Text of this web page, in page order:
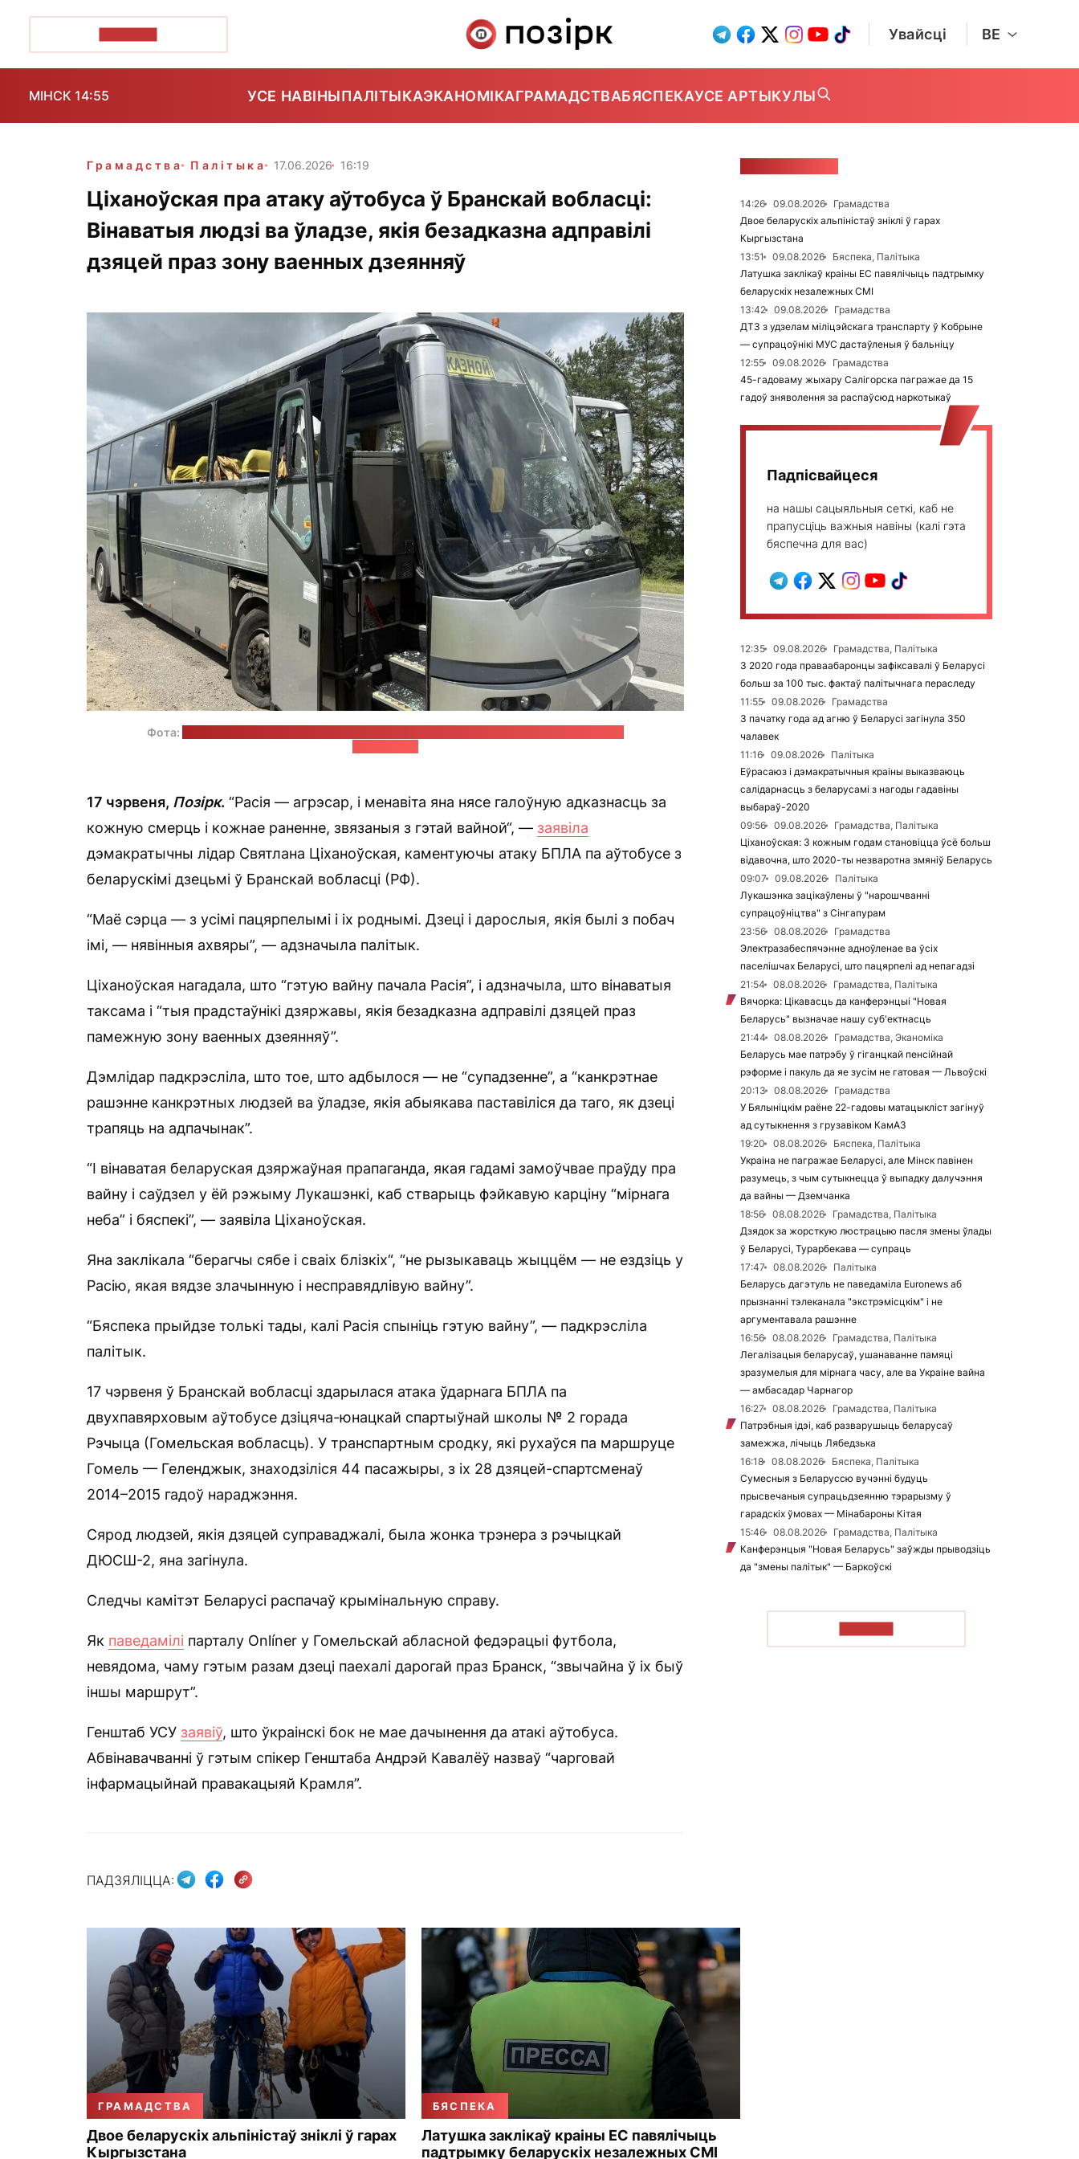
Увайсці BE
МІНСК 14:55 УСЕ НАВІНЫПАЛІТЫКАЭКАНОМІКАГРАМАДСТВАБЯСПЕКАУСЕ АРТЫКУЛЫ
Грамадства Палітыка 17.06.2026 16:19
Ціханоўская пра атаку аўтобуса ў Бранскай вобласці:
Вінаватыя людзі ва ўладзе, якія безадказна адправілі
дзяцей праз зону ваенных дзеянняў
Фота:
17 чэрвеня, Позірк. “Расія — агрэсар, і менавіта яна нясе галоўную адказнасць за
кожную смерць і кожнае раненне, звязаныя з гэтай вайной“, — заявіла
дэмакратычны лідар Святлана Ціханоўская, каментуючы атаку БПЛА па аўтобусе з
беларускімі дзецьмі ў Бранскай вобласці (РФ).
“Маё сэрца — з усімі пацярпелымі і іх роднымі. Дзеці і дарослыя, якія былі з побач
імі, — нявінныя ахвяры”, — адзначыла палітык.
Ціханоўская нагадала, што “гэтую вайну пачала Расія”, і адзначыла, што вінаватыя
таксама і “тыя прадстаўнікі дзяржавы, якія безадказна адправілі дзяцей праз
памежную зону ваенных дзеянняў”.
Дэмлідар падкрэсліла, што тое, што адбылося — не “супадзенне”, а “канкрэтнае
рашэнне канкрэтных людзей ва ўладзе, якія абыякава паставіліся да таго, як дзеці
трапяць на адпачынак”.
“І вінаватая беларуская дзяржаўная прапаганда, якая гадамі замоўчвае праўду пра
вайну і саўдзел у ёй рэжыму Лукашэнкі, каб стварыць фэйкавую карціну “мірнага
неба” і бяспекі”, — заявіла Ціханоўская.
Яна заклікала “берагчы сябе і сваіх блізкіх“, “не рызыкаваць жыццём — не ездзіць у
Расію, якая вядзе злачынную і несправядлівую вайну”.
“Бяспека прыйдзе толькі тады, калі Расія спыніць гэтую вайну”, — падкрэсліла
палітык.
17 чэрвеня ў Бранскай вобласці здарылася атака ўдарнага БПЛА па
двухпавярховым аўтобусе дзіцяча-юнацкай спартыўнай школы № 2 горада
Рэчыца (Гомельская вобласць). У транспартным сродку, які рухаўся па маршруце
Гомель — Геленджык, знаходзіліся 44 пасажыры, з іх 28 дзяцей-спартсменаў
2014–2015 гадоў нараджэння.
Сярод людзей, якія дзяцей суправаджалі, была жонка трэнера з рэчыцкай
ДЮСШ-2, яна загінула.
Следчы камітэт Беларусі распачаў крымінальную справу.
Як паведамілі парталу Onlíner у Гомельскай абласной федэрацыі футбола,
невядома, чаму гэтым разам дзеці паехалі дарогай праз Бранск, “звычайна ў іх быў
іншы маршрут”.
Генштаб УСУ заявіў, што ўкраінскі бок не мае дачынення да атакі аўтобуса.
Абвінавачванні ў гэтым спікер Генштаба Андрэй Кавалёў назваў “чарговай
інфармацыйнай правакацыяй Крамля”.
ПАДЗЯЛІЦЦА:
ГРАМАДСТВА
Двое беларускіх альпіністаў зніклі ў гарах
Кыргызстана
БЯСПЕКА
Латушка заклікаў краіны ЕС павялічыць
падтрымку беларускіх незалежных СМІ
14:26 09.08.2026
Грамадства
Двое беларускіх альпіністаў зніклі ў гарах
Кыргызстана
13:51
09.08.2026
Бяспека, Палітыка
Латушка заклікаў краіны ЕС павялічыць падтрымку
беларускіх незалежных СМІ
13:42
09.08.2026
Грамадства
ДТЗ з удзелам міліцэйскага транспарту ў Кобрыне
— супрацоўнікі МУС дастаўленыя ў бальніцу
12:55
09.08.2026
Грамадства
45-гадоваму жыхару Салігорска пагражае да 15
гадоў зняволення за распаўсюд наркотыкаў
Падпісвайцеся
на нашы сацыяльныя сеткі, каб не
прапусціць важныя навіны (калі гэта
бяспечна для вас)
12:35 09.08.2026
Грамадства, Палітыка
З 2020 года праваабаронцы зафіксавалі ў Беларусі
больш за 100 тыс. фактаў палітычнага пераследу
11:55
09.08.2026
Грамадства
З пачатку года ад агню ў Беларусі загінула 350
чалавек
11:16
09.08.2026
Палітыка
Еўрасаюз і дэмакратычныя краіны выказваюць
салідарнасць з беларусамі з нагоды гадавіны
выбараў-2020
09:56
09.08.2026
Грамадства, Палітыка
Ціханоўская: З кожным годам становіцца ўсё больш
відавочна, што 2020-ты незваротна змяніў Беларусь
09:07
09.08.2026
Палітыка
Лукашэнка зацікаўлены ў "нарошчванні
супрацоўніцтва" з Сінгапурам
23:56
08.08.2026
Грамадства
Электразабеспячэнне адноўленае ва ўсіх
паселішчах Беларусі, што пацярпелі ад непагадзі
21:54
08.08.2026
Грамадства, Палітыка
Вячорка: Цікавасць да канферэнцыі "Новая
Беларусь" вызначае нашу суб'ектнасць
21:44
08.08.2026
Грамадства, Эканоміка
Беларусь мае патрэбу ў гіганцкай пенсійнай
рэформе і пакуль да яе зусім не гатовая — Львоўскі
20:13
08.08.2026
Грамадства
У Бялыніцкім раёне 22-гадовы матацыкліст загінуў
ад сутыкнення з грузавіком КамАЗ
19:20
08.08.2026
Бяспека, Палітыка
Украіна не пагражае Беларусі, але Мінск павінен
разумець, з чым сутыкнецца ў выпадку далучэння
да вайны — Дземчанка
18:56
08.08.2026
Грамадства, Палітыка
Дзядок за жорсткую люстрацыю пасля змены ўлады
ў Беларусі, Турарбекава — супраць
17:47
08.08.2026
Палітыка
Беларусь дагэтуль не паведаміла Euronews аб
прызнанні тэлеканала "экстрэмісцкім" і не
аргументавала рашэнне
16:56
08.08.2026
Грамадства, Палітыка
Легалізацыя беларусаў, ушанаванне памяці
зразумелыя для мірнага часу, але ва Украіне вайна
— амбасадар Чарнагор
16:27
08.08.2026
Грамадства, Палітыка
Патрэбныя ідэі, каб разварушыць беларусаў
замежжа, лічыць Лябедзька
16:18
08.08.2026
Бяспека, Палітыка
Сумесныя з Беларуссю вучэнні будуць
прысвечаныя супрацьдзеянню тэрарызму ў
гарадскіх ўмовах — Мінабароны Кітая
15:46
08.08.2026
Грамадства, Палітыка
Канферэнцыя "Новая Беларусь" заўжды прыводзіць
да "змены палітык" — Баркоўскі